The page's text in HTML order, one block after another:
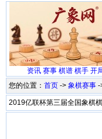
资讯 赛事 棋谱 棋手 开
您的位置： 首页 -> 象棋赛事 -
2019亿联杯第三届全国象棋